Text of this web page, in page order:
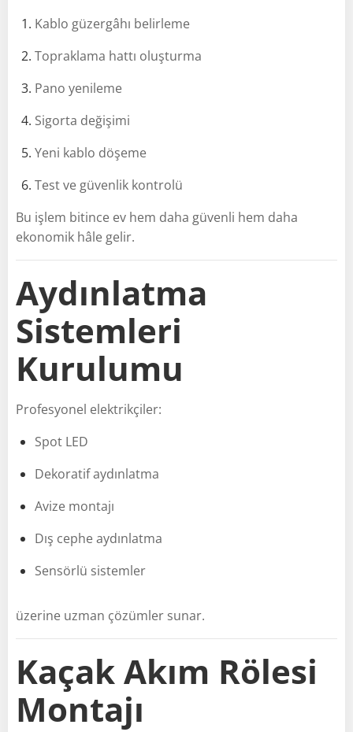
Kablo güzergâhı belirleme
Topraklama hattı oluşturma
Pano yenileme
Sigorta değişimi
Yeni kablo döşeme
Test ve güvenlik kontrolü
Bu işlem bitince ev hem daha güvenli hem daha
ekonomik hâle gelir.
Aydınlatma
Sistemleri
Kurulumu
Profesyonel elektrikçiler:
Spot LED
Dekoratif aydınlatma
Avize montajı
Dış cephe aydınlatma
Sensörlü sistemler
üzerine uzman çözümler sunar.
Kaçak Akım Rölesi
Montajı